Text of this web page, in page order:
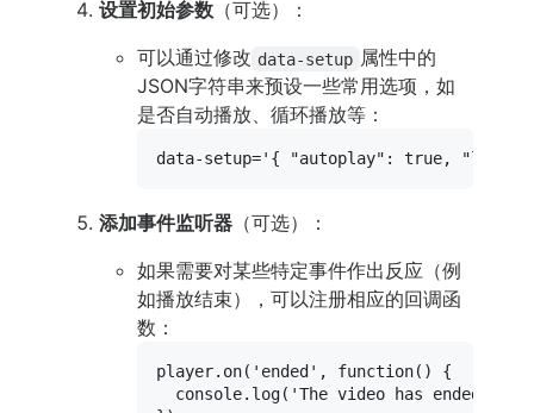
设置初始参数 （可选）：
可以通过修改 data-setup 属性中的
JSON字符串来预设一些常用选项，如
是否自动播放、循环播放等：
添加事件监听器 （可选）：
如果需要对某些特定事件作出反应（例
如播放结束），可以注册相应的回调函
数：
player. on( 'ended' , function( ) {
console. log( 'The video has ended!'